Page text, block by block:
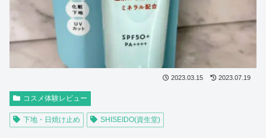
2023.03.15 2023.07.19
コスメ体験レビュー
下地・日焼け止め SHISEIDO(資生堂)